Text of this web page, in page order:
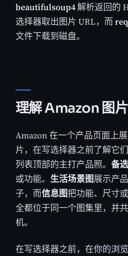
beautifulsoup4解析返回的
选择器取出图片 URL，而
文件下载到磁盘。
理解 Amazon 图
Amazon 在一个产品页面上
片，在写选择器之前了解它们
列表顶部的主打产品照。 备
或功能。 生活场景图展示产
子，而信息图把功能、尺寸
全都位于同一个图集里，并
机。
在写选择器之前，在你的浏